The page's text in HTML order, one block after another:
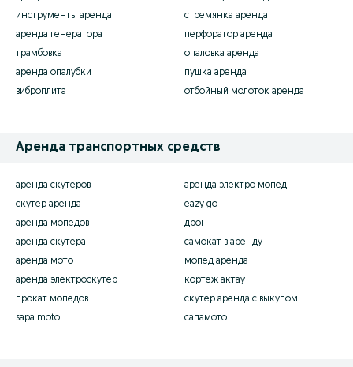
инструменты аренда
аренда генератора
трамбовка
аренда опалубки
виброплита
стремянка аренда
перфоратор аренда
опаловка аренда
пушка аренда
отбойный молоток аренда
Аренда транспортных средств
аренда скутеров
скутер аренда
аренда мопедов
аренда скутера
аренда мото
аренда электроскутер
прокат мопедов
sapa moto
аренда электро мопед
eazy go
дрон
самокат в аренду
мопед аренда
кортеж актау
скутер аренда с выкупом
сапамото